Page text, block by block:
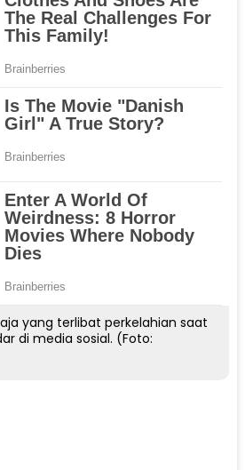
yang terlibat perkelahian saat
di media sosial. (Foto: